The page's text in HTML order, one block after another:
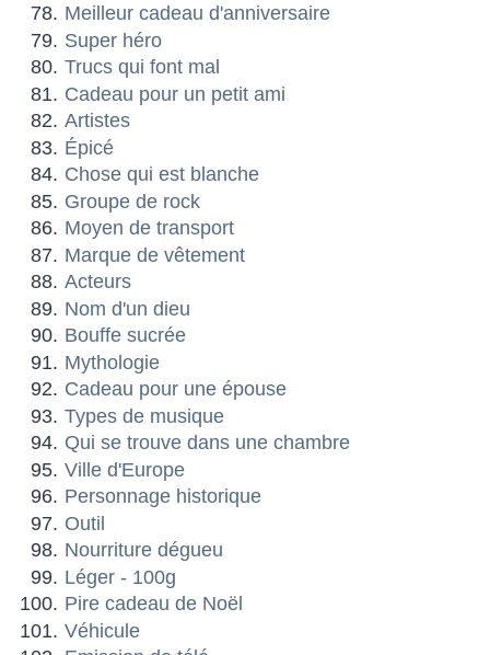
Meilleur cadeau d'anniversaire
Super héro
Trucs qui font mal
Cadeau pour un petit ami
Artistes
Épicé
Chose qui est blanche
Groupe de rock
Moyen de transport
Marque de vêtement
Acteurs
Nom d'un dieu
Bouffe sucrée
Mythologie
Cadeau pour une épouse
Types de musique
Qui se trouve dans une chambre
Ville d'Europe
Personnage historique
Outil
Nourriture dégueu
Léger - 100g
Pire cadeau de Noël
Véhicule